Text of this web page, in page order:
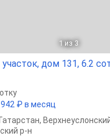
1 из 3
дом 131, 6.2
942 ₽ в месяц
,
р-н